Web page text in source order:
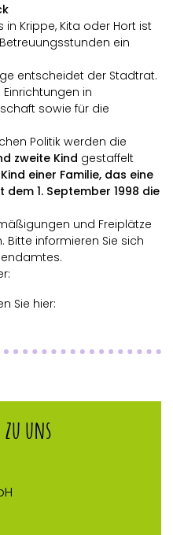
in Krippe, Kita oder Hort ist
ein
entscheidet der Stadtrat.
in
sowie für die
Politik werden die
zweite Kind gestaffelt
einer Familie, das eine
1. September 1998 die
und Freiplätze
informieren Sie sich
Sie hier:
uns